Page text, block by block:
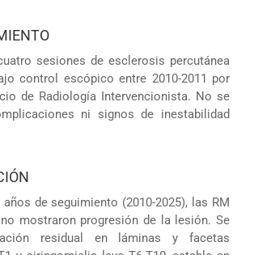
sesiones de esclerosis percutánea
control escópico entre 2010-2011 por
de Radiología Intervencionista. No se
ni signos de inestabilidad
de seguimiento (2010-2025), las RM
mostraron progresión de la lesión. Se
residual en láminas y facetas